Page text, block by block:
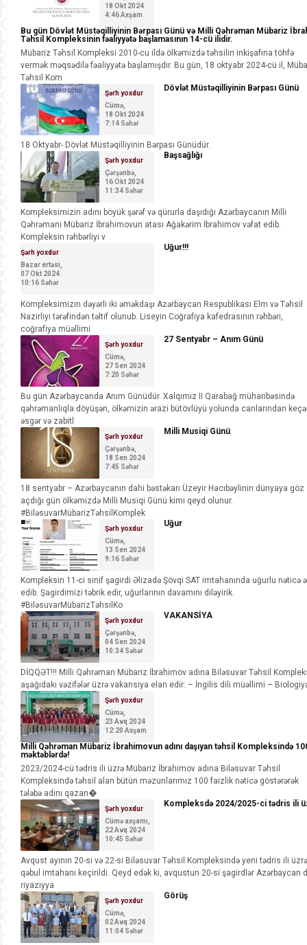
18 Okt 2024
4:46 Axşam
Bu gün Dövlət Müstəqilliyinin Bərpası Günü və Milli Qəhrəman Mübariz
Təhsil Kompleksinin fəaliyyətə başlamasının 14-cü ilidir.
Mübariz Təhsil Kompleksi 2010-cu ildə ölkəmizdə təhsilin inkişafına töhfə
vermək məqsədilə fəaliyyətə başlamışdır. Bu gün, 18 oktyabr 2024-cü il,
Təhsil Kom
Şərh yoxdur
Cümə,
18 Okt 2024
7:14 Səhər
Dövlət Müstəqilliyinin Bərpası Günü
18 Oktyabr- Dövlət Müstəqilliyinin Bərpası Günüdür.
Şərh yoxdur
Çərşənbə,
16 Okt 2024
11:34 Səhər
Başsağlığı
Kompleksimizin adını böyük şərəf və qürurla daşıdığı Azərbaycanın Milli
Qəhrəmanı Mübariz İbrahimovun atası Ağakərim İbrahimov vəfat edib.
Kompleksin rəhbərliyi v
Şərh yoxdur
Bazar ertəsi,
07 Okt 2024
10:16 Səhər
Uğur!!!
Kompleksimizin dəyərli iki əməkdaşı Azərbaycan Respublikası Elm və Təhsil
Nazirliyi tərəfindən təltif olunub. Liseyin Coğrafiya kafedrasının rəhbəri,
coğrafiya müəllimi
Şərh yoxdur
Cümə,
27 Sen 2024
7:20 Səhər
27 Sentyabr – Anım Günü
Bu gün Azərbaycanda Anım Günüdür. Xalqımız II Qarabağ müharibəsində
qəhrəmanlıqla döyüşən, ölkəmizin ərazi bütövlüyü yolunda canlarından
əsgər və zabitl
Şərh yoxdur
Çərşənbə,
18 Sen 2024
7:45 Səhər
Milli Musiqi Günü
18 sentyabr – Azərbaycanın dahi bəstəkarı Üzeyir Hacıbəylinin dünyaya göz
açdığı gün ölkəmizdə Milli Musiqi Günü kimi qeyd olunur.
#BiləsuvarMübarizTəhsilKomplek
Şərh yoxdur
Cümə,
13 Sen 2024
9:16 Səhər
Uğur
Kompleksin 11-ci sinif şagirdi Əlizadə Şövqi SAT imtahanında uğurlu nəticə
edib. Şagirdimizi təbrik edir, uğurlarının davamını diləyirik.
#BiləsuvarMübarizTəhsilKo
Şərh yoxdur
Çərşənbə,
04 Sen 2024
10:34 Səhər
VAKANSİYA
DİQQƏT!!! Milli Qəhrəman Mübariz İbrahimov adına Biləsuvar Təhsil
aşağıdakı vəzifələr üzrə vakansiya elan edir: – İngilis dili müəllimi –
Şərh yoxdur
Cümə,
23 Avq 2024
12:20 Axşam
Milli Qəhrəman Mübariz İbrahimovun adını daşıyan təhsil Kompleksində
məktəblərdə!
2023/2024-cü tədris ili üzrə Mübariz İbrahimov adına Biləsuvar Təhsil
Kompleksində təhsil alan bütün məzunlarımız 100 faizlik nəticə göstərərək
tələbə adını qazan�
Şərh yoxdur
Cümə axşamı,
22 Avq 2024
10:45 Səhər
Kompleksdə 2024/2025-ci tədris ili
️Avqust ayının 20-si və 22-si Biləsuvar Təhsil Kompleksində yeni tədris ili üzrə
qəbul imtahanı keçirildi. Qeyd edək ki, avqustun 20-si şagirdlər Azərbaycan
riyaziyya
Şərh yoxdur
Cümə,
02 Avq 2024
11:04 Səhər
Görüş